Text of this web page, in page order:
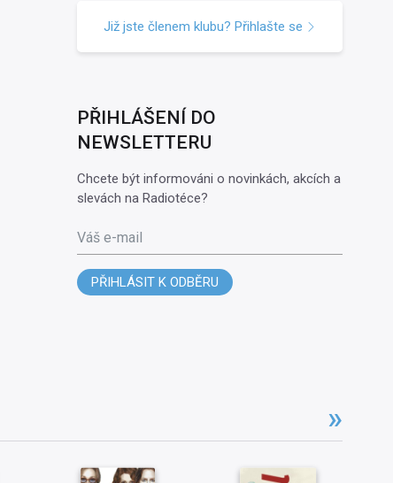
Již jste členem klubu? Přihlašte se
PŘIHLÁŠENÍ DO
NEWSLETTERU
Chcete být informováni o novinkách, akcích a
slevách na Radiotéce?
Váš e-mail
PŘIHLÁSIT K ODBĚRU